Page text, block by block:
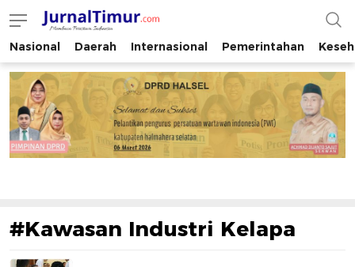
JurnalTimur.com
Membaca Peristiwa Indonesia
Nasional Daerah Internasional Pemerintahan
#Kawasan Industri Kelapa